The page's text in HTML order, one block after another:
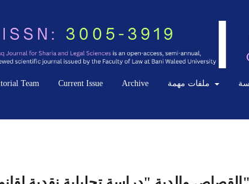
Team Current Issue Archive